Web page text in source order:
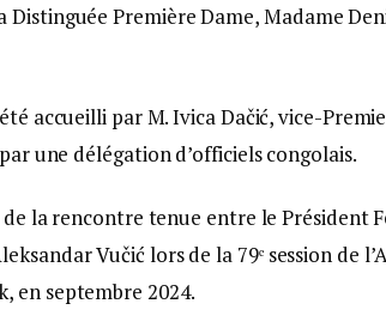
Distinguée Première Dame, Madame
accueilli par M. Ivica Dačić, vice-
une délégation d’officiels congolais.
la rencontre tenue entre le Président
Vučić lors de la 79ᵉ session de
en septembre 2024.